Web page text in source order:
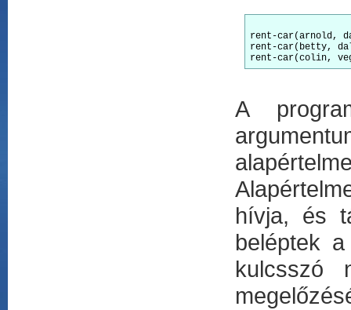
rent-car(arnold,
rent-car(betty,
A
hívja, és
beléptek
kulcsszó